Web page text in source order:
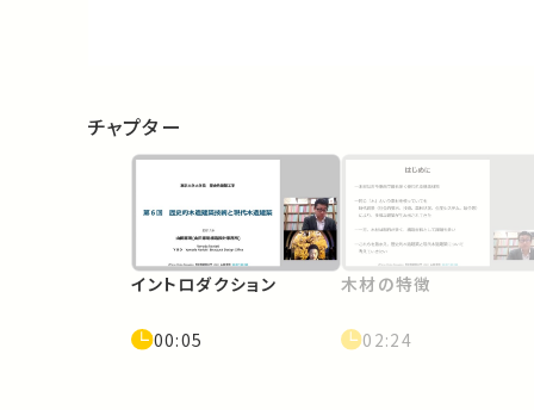
チャプター
イントロダクション
00:05
木材の特徴
02:24